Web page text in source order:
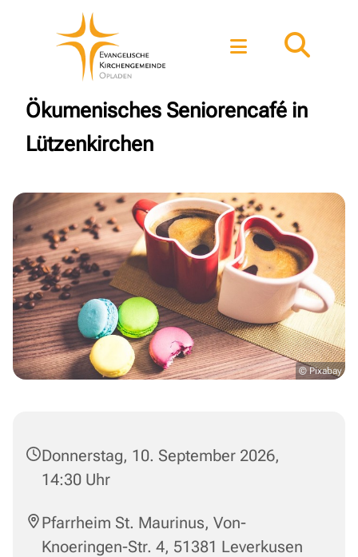
Ökumenisches Seniorencafé in
Lützenkirchen
© Pixabay
Donnerstag, 10. September 2026,
14:30 Uhr
Pfarrheim St. Maurinus, Von-
Knoeringen-Str. 4, 51381 Leverkusen